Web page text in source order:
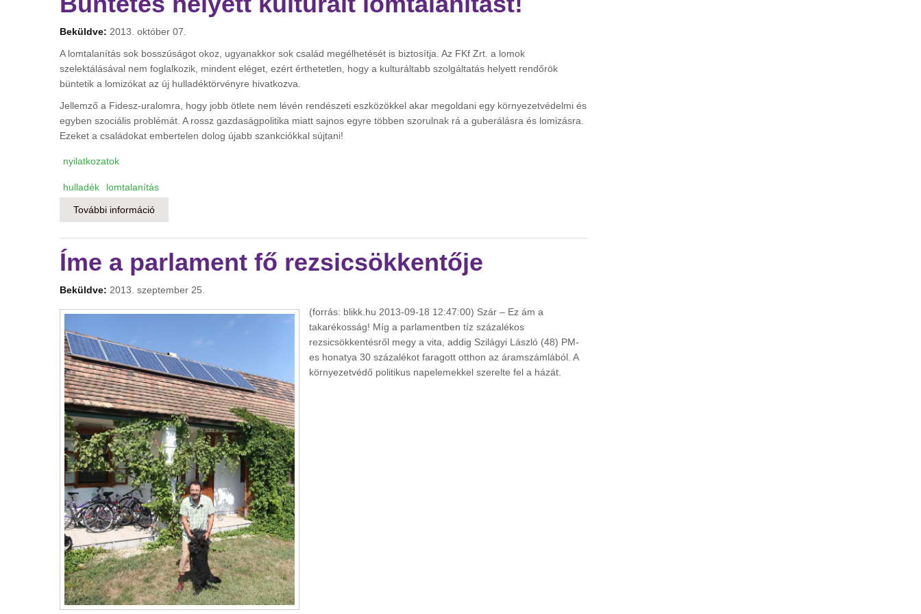
Beküldve: 2013. október 07.
A lomtalanítás sok bosszúságot okoz, ugyanakkor sok család megélhetését is biztosítja. Az FKf Zrt. a lomok
szelektálásával nem foglalkozik, mindent eléget, ezért érthetetlen, hogy a kulturáltabb szolgáltatás helyett rendőrök
büntetik a lomizókat az új hulladéktörvényre hivatkozva.
Jellemző a Fidesz-uralomra, hogy jobb ötlete nem lévén rendészeti eszközökkel akar megoldani egy környezetvédelmi és
egyben szociális problémát. A rossz gazdaságpolitika miatt sajnos egyre többen szorulnak rá a guberálásra és lomizásra.
Ezeket a családokat embertelen dolog újabb szankciókkal sújtani!
nyilatkozatok
hulladék lomtalanítás
További információ
Íme a parlament fő rezsicsökkentője
Beküldve: 2013. szeptember 25.
(forrás: blikk.hu 2013-09-18 12:47:00) Szár – Ez ám a
takarékosság! Míg a parlamentben tíz százalékos
rezsicsökkentésről megy a vita, addig Szilágyi László (48) PM-
es honatya 30 százalékot faragott otthon az áramszámlából. A
környezetvédő politikus napelemekkel szerelte fel a házát.